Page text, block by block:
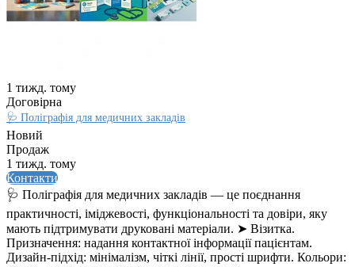
1 тижд. тому
Договірна
🩺 Поліграфія для медичних закладів
Новий
Продаж
1 тижд. тому
Контакти
🩺 Поліграфія для медичних закладів — це поєднання
практичності, іміджевості, функціональності та довіри, яку
мають підтримувати друковані матеріали. ➤ Візитка.
Призначення: надання контактної інформації пацієнтам.
Дизайн‑підхід: мінімалізм, чіткі лінії, прості шрифти. Кольори: